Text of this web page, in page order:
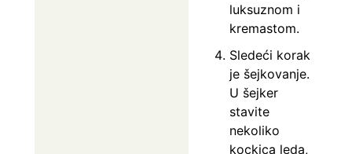
luksuznom i
kremastom.
Sledeći korak
je šejkovanje.
U šejker
stavite
nekoliko
kockica leda,